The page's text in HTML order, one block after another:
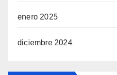
enero 2025
diciembre 2024